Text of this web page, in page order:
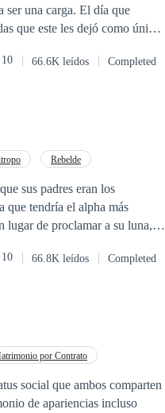
El día que
que este les dejó como única
Harper acepte un matrimonio
al desierto, pronto descubrirá
tener, a un hombre que la
algo más grande que su
10 66.6K leídos Completed
Rebelde
sus padres eran los
lugar de proclamar a su luna, el
del pasado
10 66.8K leídos Completed
por Contrato
social que ambos comparten
de apariencias incluso